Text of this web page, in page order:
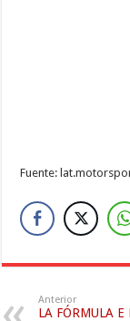
Fuente:
Anterior
LA FÓRMULA E